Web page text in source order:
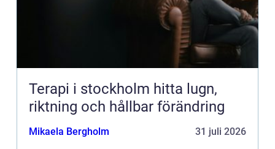
Terapi i stockholm hitta lugn,
riktning och hållbar förändring
Mikaela Bergholm 31 juli 2026